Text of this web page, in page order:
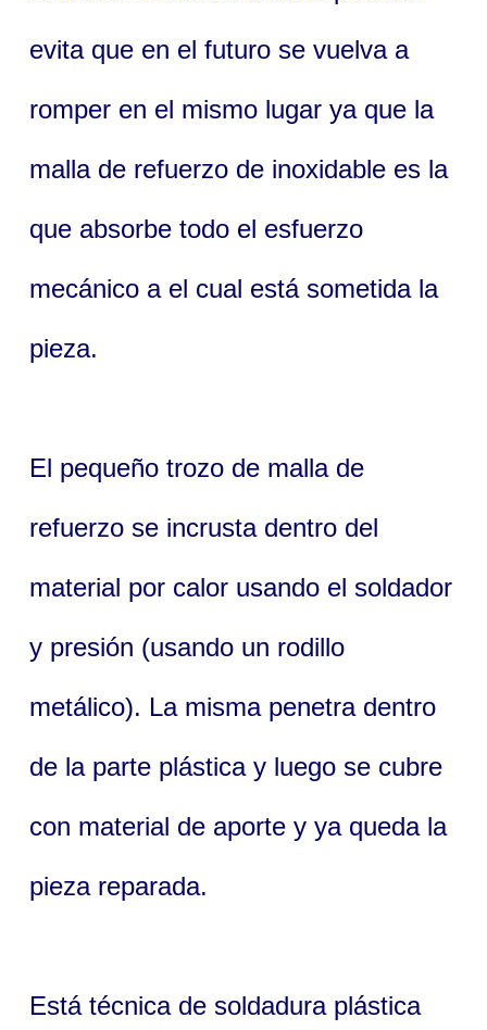
evita que en el futuro se vuelva a
romper en el mismo lugar ya que la
malla de refuerzo de inoxidable es la
que absorbe todo el esfuerzo
mecánico a el cual está sometida la
pieza.
El pequeño trozo de malla de
refuerzo se incrusta dentro del
material por calor usando el soldador
y presión (usando un rodillo
metálico). La misma penetra dentro
de la parte plástica y luego se cubre
con material de aporte y ya queda la
pieza reparada.
Está técnica de soldadura plástica